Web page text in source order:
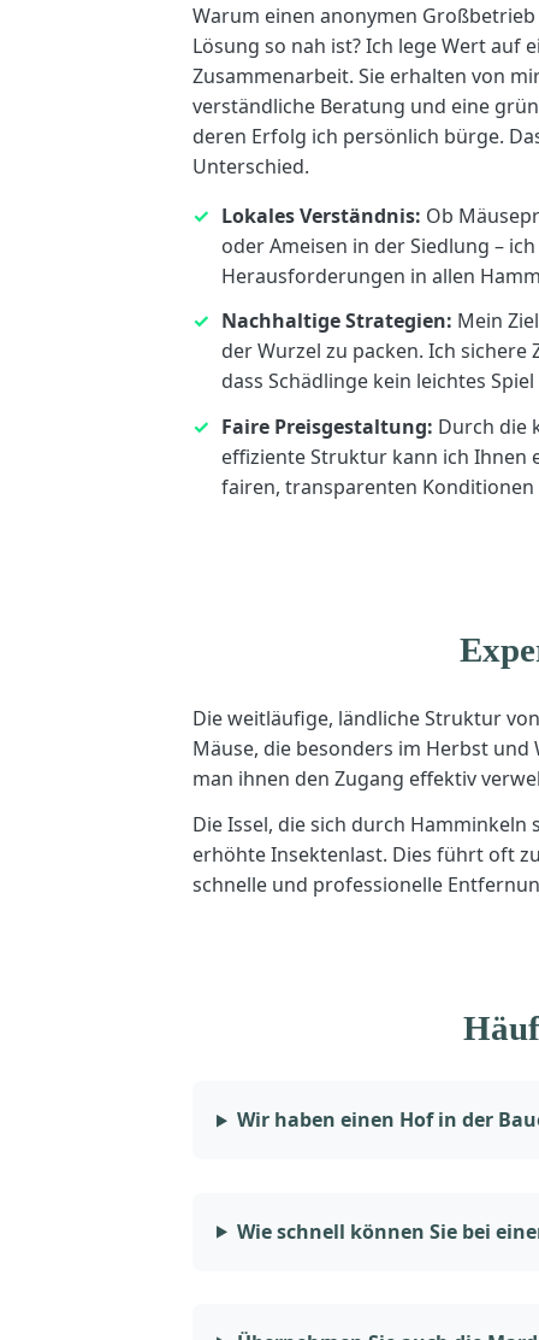
Warum einen anonymen
Lösung so nah ist? Ich lege Wert auf
Zusammenarbeit. Sie erhalten von
verständliche Beratung und eine
deren Erfolg ich persönlich bürge.
Unterschied.
Lokales Verständnis: Ob
oder Ameisen in der Siedlung –
Herausforderungen in allen
Nachhaltige Strategien: Mein
der Wurzel zu packen. Ich sichere
dass Schädlinge kein leichtes
Faire Preisgestaltung: Durch die
effiziente Struktur kann ich Ihnen
fairen, transparenten Konditionen
Die weitläufige, ländliche Struktur
Mäuse, die besonders im Herbst
man ihnen den Zugang effektiv
Die Issel, die sich durch
erhöhte Insektenlast. Dies führt oft
schnelle und professionelle
Wir haben einen Hof in der
Wie schnell können Sie bei